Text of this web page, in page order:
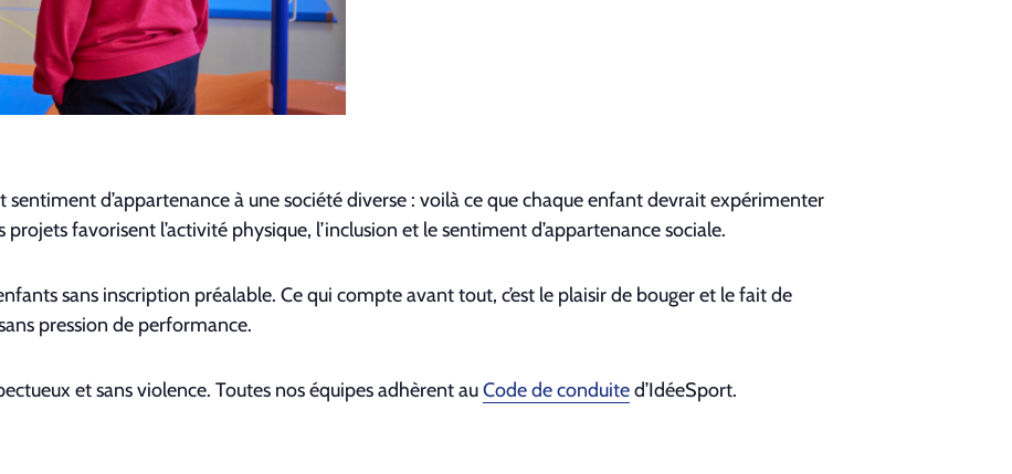
sen­ti­ment d’appartenance à une société diverse : voilà ce que chaque enfant devrait expéri­menter
favorisent l’activité physique, l’inclusion et le sen­ti­ment d’appartenance sociale.
sans inscrip­tion préal­able. Ce qui compte avant tout, c’est le plaisir de bouger et le fait de
pres­sion de per­for­mance.
et sans vio­lence. Toutes nos équipes adhèrent auCode de con­duited’IdéeSport.